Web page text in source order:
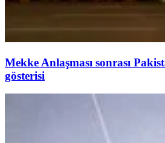
Mekke Anlaşması sonrası
gösterisi